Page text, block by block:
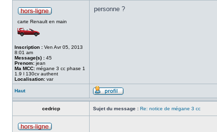
carte Renault en main
Inscription : Ven Avr 05, 2013
8:01 am
Message(s) : 45
Prenom: jean
Ma MCC: mégane 3 cc phase 1
1.9 l 130cv authent
Localisation: var
personne ?
Haut
cedricp Sujet du message : Re: notice de mégane 3 cc